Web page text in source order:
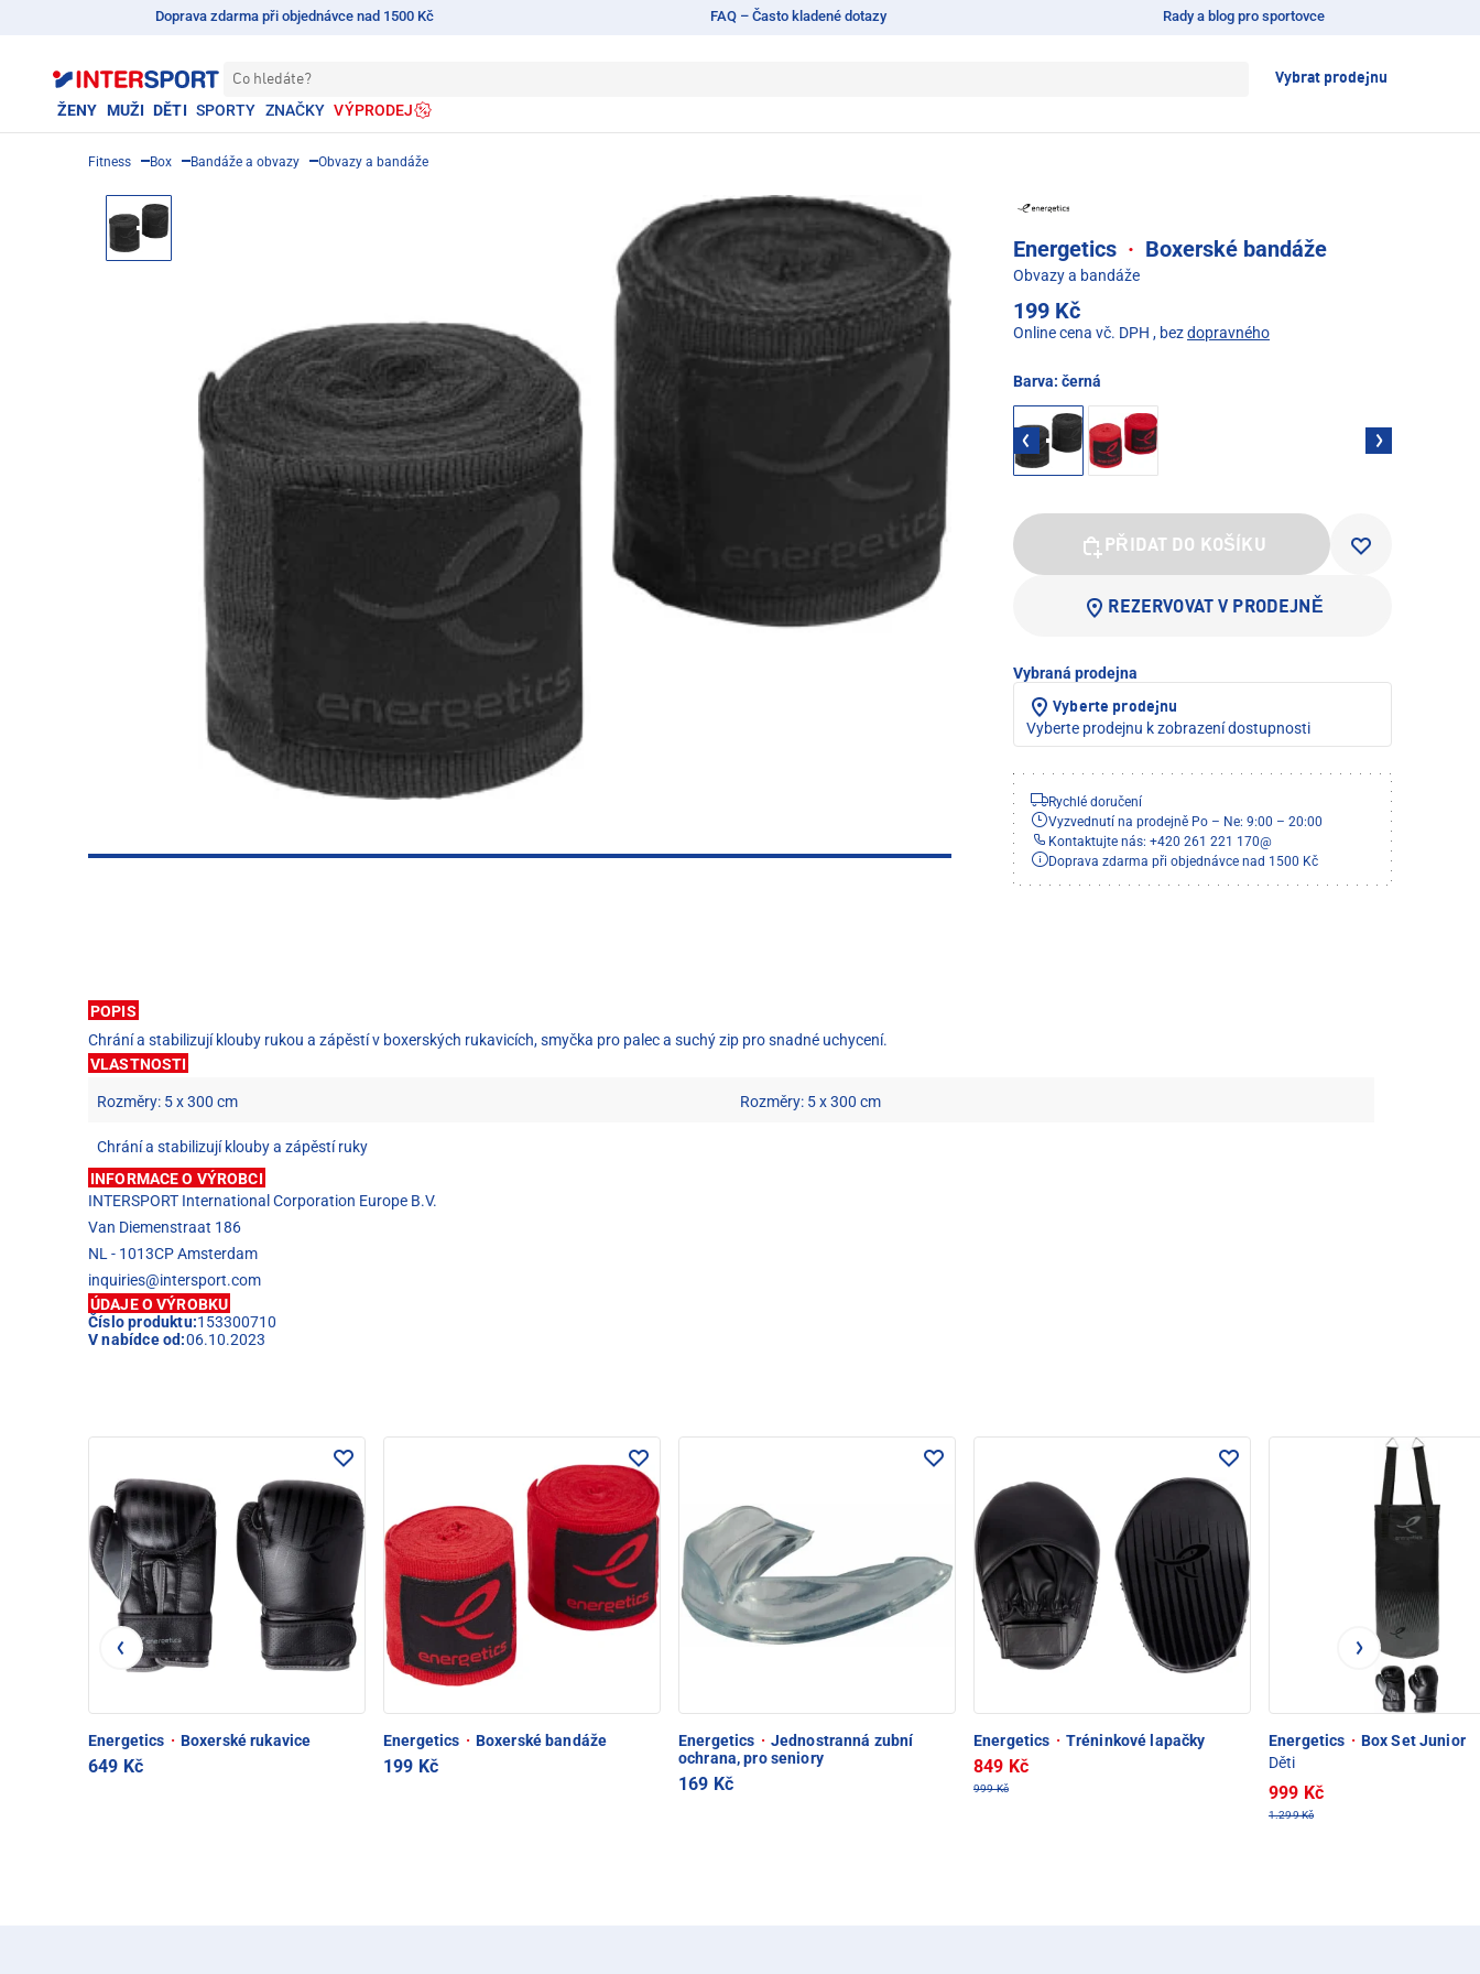
Doprava zdarma při objednávce nad 1500 Kč FAQ – Často kladené dotazy Rady a blog pro sportovce
Co hledáte? Vybrat prodejnu
ŽENY MUŽI DĚTI SPORTY ZNAČKY VÝPRODEJ
Fitness Box Bandáže a obvazy Obvazy a bandáže
Energetics · Boxerské bandáže
Obvazy a bandáže
199 Kč
Online cena vč. DPH , bezdopravného
Barva: černá
PŘIDAT DO KOŠÍKU
REZERVOVAT V PRODEJNĚ
Vybraná prodejna
Vyberte prodejnu
Vyberte prodejnu k zobrazení dostupnosti
Rychlé doručení
Vyzvednutí na prodejně Po – Ne: 9:00 – 20:00
Kontaktujte nás: +420 261 221 170@
Doprava zdarma při objednávce nad 1500 Kč
POPIS
Chrání a stabilizují klouby rukou a zápěstí v boxerských rukavicích, smyčka pro palec a suchý zip pro snadné uchycení.
VLASTNOSTI
Rozměry: 5 x 300 cm Rozměry: 5 x 300 cm
Chrání a stabilizují klouby a zápěstí ruky
INFORMACE O VÝROBCI
INTERSPORT International Corporation Europe B.V.
Van Diemenstraat 186
NL - 1013CP Amsterdam
inquiries@intersport.com
ÚDAJE O VÝROBKU
Číslo produktu:153300710
V nabídce od:06.10.2023
Energetics · Boxerské rukavice
649 Kč
Energetics · Boxerské bandáže
199 Kč
Energetics · Jednostranná zubní
ochrana, pro seniory
169 Kč
Energetics · Tréninkové lapačky
849 Kč
999 Kč
Energetics · Box Set Junior
Děti
999 Kč
1.299 Kč